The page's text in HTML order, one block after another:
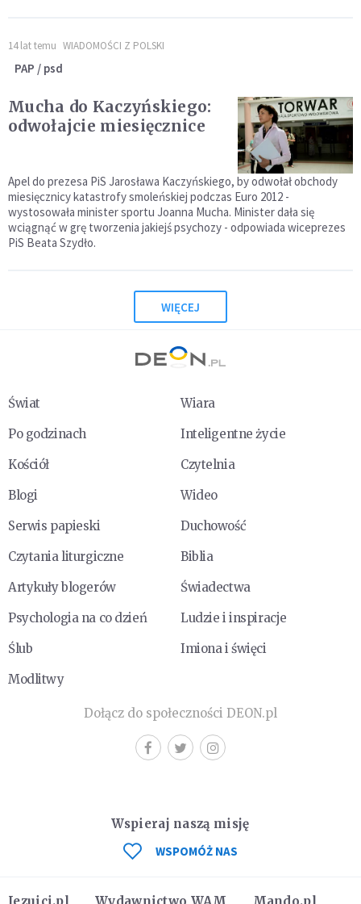
14 lat temu WIADOMOŚCI Z POLSKI
PAP / psd
Mucha do Kaczyńskiego:
odwołajcie miesięcznice
Apel do prezesa PiS Jarosława Kaczyńskiego, by odwołał obchody
miesięcznicy katastrofy smoleńskiej podczas Euro 2012 -
wystosowała minister sportu Joanna Mucha. Minister dała się
wciągnąć w grę tworzenia jakiejś psychozy - odpowiada wiceprezes
PiS Beata Szydło.
WIĘCEJ
Świat
Wiara
Po godzinach
Inteligentne życie
Kościół
Czytelnia
Blogi
Wideo
Serwis papieski
Duchowość
Czytania liturgiczne
Biblia
Artykuły blogerów
Świadectwa
Psychologia na co dzień
Ludzie i inspiracje
Ślub
Imiona i święci
Modlitwy
Dołącz do społeczności DEON.pl
Wspieraj naszą misję
WSPOMÓŻ NAS